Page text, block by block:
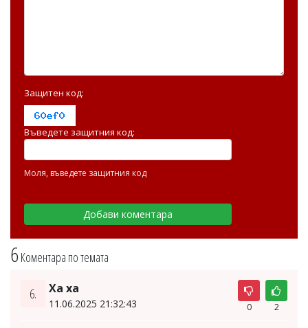
6Коментара по темата
6. Ха ха
11.06.2025 21:32:43 0 2
Защитен код:
Въведете защитния код:
Моля, въведете защитния код